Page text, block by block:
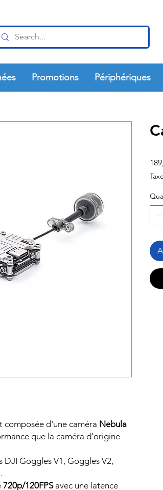
Promotions Périphériques
composée d'une caméra Nebula
que la caméra d'origine
Goggles V1, Goggles V2,
720p/120FPSavec une latence